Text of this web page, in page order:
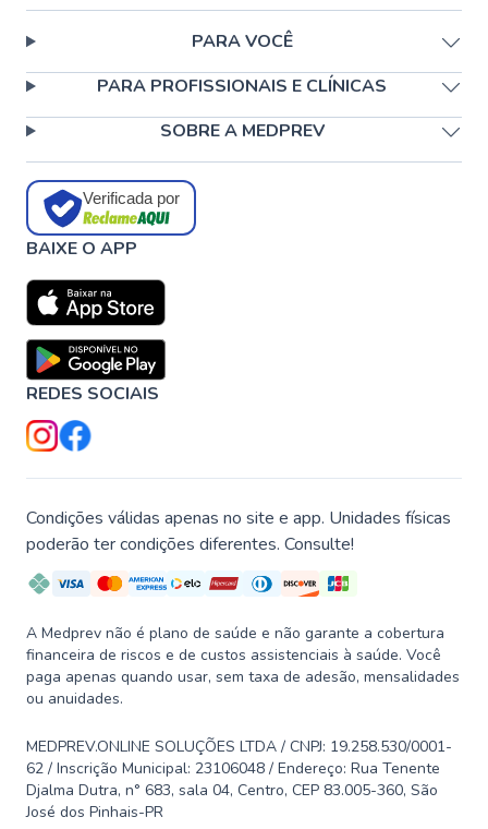
PARA VOCÊ
PARA PROFISSIONAIS E CLÍNICAS
SOBRE A MEDPREV
Verificada por
BAIXE O APP
REDES SOCIAIS
Condições válidas apenas no site e app. Unidades físicas
poderão ter condições diferentes. Consulte!
A Medprev não é plano de saúde e não garante a cobertura
financeira de riscos e de custos assistenciais à saúde. Você
paga apenas quando usar, sem taxa de adesão, mensalidades
ou anuidades.
MEDPREV.ONLINE SOLUÇÕES LTDA / CNPJ: 19.258.530/0001-
62 / Inscrição Municipal: 23106048 / Endereço: Rua Tenente
Djalma Dutra, n° 683, sala 04, Centro, CEP 83.005-360, São
José dos Pinhais-PR